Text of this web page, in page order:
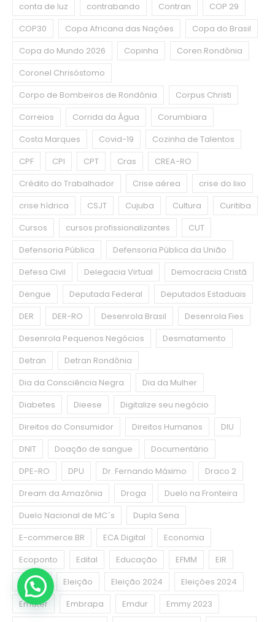
conta de luz
contrabando Contran
COP 29
COP30
Copa Africana das Nações
Copa do Brasil
Copa do Mundo 2026
Copinha
Coren Rondônia
Coronel Chrisóstomo
Corpo de Bombeiros de Rondônia
Corpus Christi
Correios
Corrida da Água
Corumbiara
Costa Marques
Covid-19
Cozinha de Talentos
CPF
CPI CPT Cras
CREA-RO
Crédito do Trabalhador
Crise aérea
crise do lixo
crise hídrica
CSJT Cujuba Cultura
Curitiba
Cursos
cursos profissionalizantes
CUT
Defensoria Pública
Defensoria Pública da União
Defesa Civil
Delegacia Virtual
Democracia Cristã
Dengue
Deputada Federal
Deputados Estaduais
DER
DER-RO Desenrola Brasil
Desenrola Fies
Desenrola Pequenos Negócios
Desmatamento
Detran
Detran Rondônia
Dia da Consciência Negra
Dia da Mulher
Diabetes
Dieese
Digitalize seu negócio
Direitos do Consumidor
Direitos Humanos
DIU
DNIT
Doação de sangue
Documentário
DPE-RO
DPU Dr. Fernando Máximo
Draco 2
Dream da Amazônia
Droga
Duelo na Fronteira
Duelo Nacional de MC´s
Dupla Sena
E-commerce.BR
ECA Digital
Economia
Ecoponto
Edital Educação EFMM
EIR
El Niño
Eleição Eleição 2024
Eleições 2024
Emater
Embrapa Emdur
Emmy 2023